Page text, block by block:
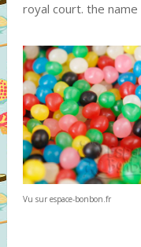
royal court. the name
Vu sur espace-bonbon.fr